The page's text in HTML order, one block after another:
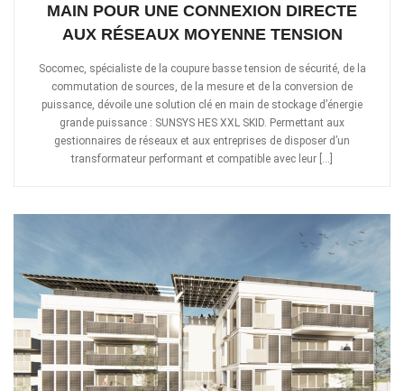
MAIN POUR UNE CONNEXION DIRECTE
AUX RÉSEAUX MOYENNE TENSION
Socomec, spécialiste de la coupure basse tension de sécurité, de la
commutation de sources, de la mesure et de la conversion de
puissance, dévoile une solution clé en main de stockage d’énergie
grande puissance : SUNSYS HES XXL SKID. Permettant aux
gestionnaires de réseaux et aux entreprises de disposer d’un
transformateur performant et compatible avec leur […]